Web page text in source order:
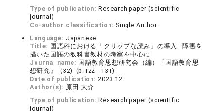
Type of publication:Research paper (scientific
journal)
Co-author classification: Single Author
Language: Japanese
Title: 国語科における「クリップな読み」の導入―障害を
描いた国語の教科書教材の考察を中心に
Journal name: 国語教育思想研究会（編）『国語教育思
想研究』 (32) (p.122 - 131)
Date of publication:2023.12
Author(s): 原田 大介
Type of publication:Research paper (scientific
journal)